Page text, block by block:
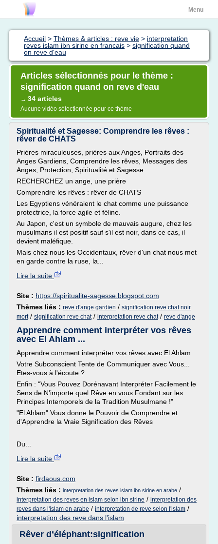
Menu
Accueil > Thèmes & articles : reve vie > interpretation
reves islam ibn sirine en francais > signification quand
on reve d'eau
Articles sélectionnés pour le thème :
signification quand on reve d'eau
→ 34 articles
Aucune vidéo sélectionnée pour ce thème
Spiritualité et Sagesse: Comprendre les rêves :
rêver de CHATS
Prières miraculeuses, prières aux Anges, Portraits des
Anges Gardiens, Comprendre les rêves, Messages des
Anges, Protection, Spiritualité et Sagesse
RECHERCHEZ un ange, une prière
Comprendre les rêves : rêver de CHATS
Les Egyptiens vénéraient le chat comme une puissance
protectrice, la force agile et féline.
Au Japon, c'est un symbole de mauvais augure, chez les
musulmans il est positif sauf s'il est noir, dans ce cas, il
devient maléfique.
Mais chez nous les Occidentaux, rêver d'un chat nous met
en garde contre la ruse, la...
Lire la suite
Site : https://spiritualite-sagesse.blogspot.com
Thèmes liés : reve d'ange gardien / signification reve chat noir
mort/ signification reve chat/ interpretation reve chat/ reve d'ange
Apprendre comment interpréter vos rêves
avec El Ahlam ...
Apprendre comment interpréter vos rêves avec El Ahlam
Votre Subconscient Tente de Communiquer avec Vous...
Etes-vous à l'écoute ?
Enfin : "Vous Pouvez Dorénavant Interpréter Facilement le
Sens de N'importe quel Rêve en vous Fondant sur les
Principes Intemporels de la Tradition Musulmane !"
"El Ahlam" Vous donne le Pouvoir de Comprendre et
d'Apprendre la Vraie Signification des Rêves
Du...
Lire la suite
Site : firdaous.com
Thèmes liés : interpretation des reves islam ibn sirine en arabe /
interpretation des reves en islam selon ibn sirine / interpretation des
reves dans l'islam en arabe / interpretation de reve selon l'islam /
interpretation des reve dans l'islam
Rêver d’éléphant:signification